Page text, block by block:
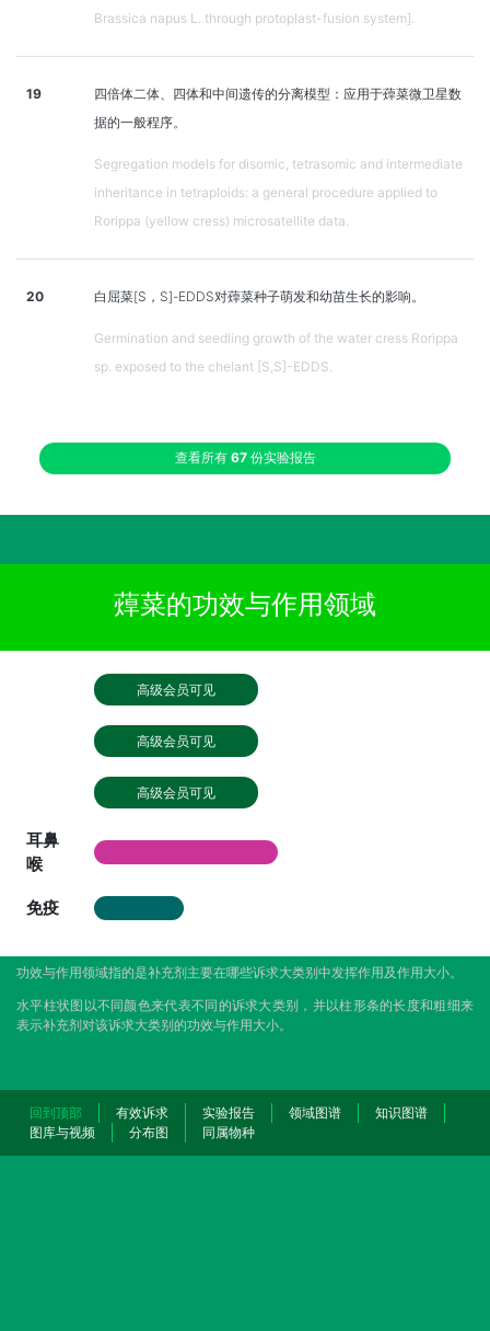
Brassica napus L. through protoplast-fusion system].
19
四倍体二体、四体和中间遗传的分离模型：应用于蔊菜微卫星数
据的一般程序。
Segregation models for disomic, tetrasomic and intermediate
inheritance in tetraploids: a general procedure applied to
Rorippa (yellow cress) microsatellite data.
20 白屈菜[S，S]-EDDS对蔊菜种子萌发和幼苗生长的影响。
Germination and seedling growth of the water cress Rorippa
sp. exposed to the chelant [S,S]-EDDS.
查看所有 67份实验报告
蔊菜的功效与作用领域
高级会员可见
高级会员可见
高级会员可见
耳鼻
喉
免疫
功效与作用领域指的是补充剂主要在哪些诉求大类别中发挥作用及作用大小。
水平柱状图以不同颜色来代表不同的诉求大类别，并以柱形条的长度和粗细来
表示补充剂对该诉求大类别的功效与作用大小。
回到顶部 有效诉求 实验报告 领域图谱
知识图谱
图库与视频
分布图 同属物种